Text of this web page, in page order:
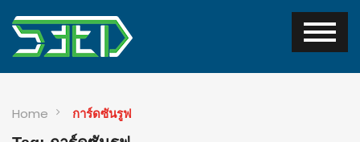
Home การ์ดซันรูฟ